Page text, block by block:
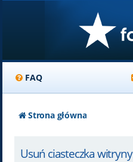
FAQ
Strona główna
Usuń ciasteczka witryny